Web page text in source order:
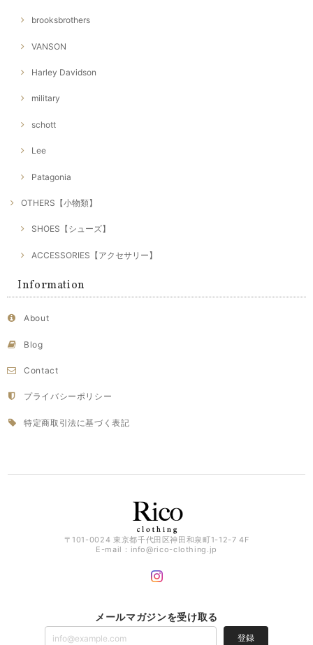
brooksbrothers
VANSON
Harley Davidson
military
schott
Lee
Patagonia
OTHERS【小物類】
SHOES【シューズ】
ACCESSORIES【アクセサリー】
Information
About
Blog
Contact
プライバシーポリシー
特定商取引法に基づく表記
〒101-0024 東京都千代田区神田和泉町1-12-7 4F
E-mail： info@rico-clothing.jp
メールマガジンを受け取る
登録